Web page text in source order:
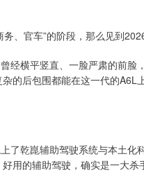
、官车”的阶段，那么见到
经横平竖直、一脸严肃的前
的后包围都能在这一代的
了乾崑辅助驾驶系统与本土
用的辅助驾驶，确实是一大杀